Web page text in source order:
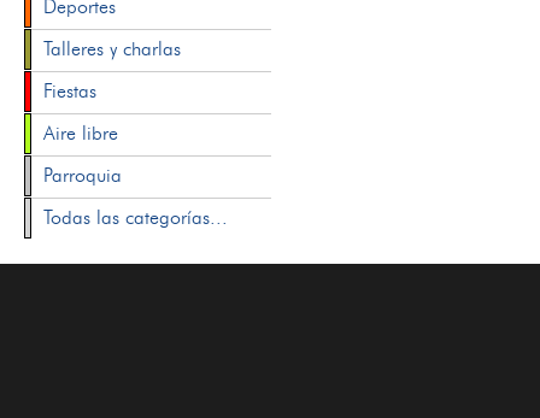
Deportes
Talleres y charlas
Fiestas
Aire libre
Parroquia
Todas las categorías...